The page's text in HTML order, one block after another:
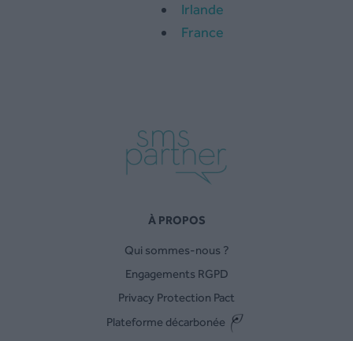
Irlande
France
À PROPOS
Qui sommes-nous ?
Engagements RGPD
Privacy Protection Pact
Plateforme décarbonée